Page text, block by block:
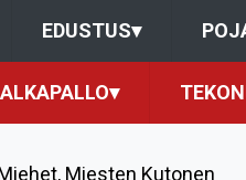
EDUSTUS▾
▾
, Miesten Kutonen